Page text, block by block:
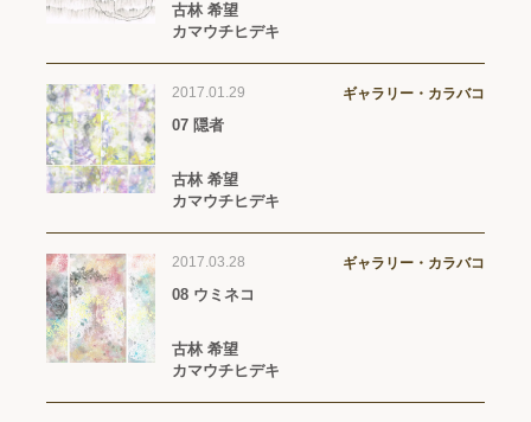
古林 希望
カマウチヒデキ
2017.01.29 ギャラリー・カラバコ
07 隠者
古林 希望
カマウチヒデキ
2017.03.28 ギャラリー・カラバコ
08 ウミネコ
古林 希望
カマウチヒデキ